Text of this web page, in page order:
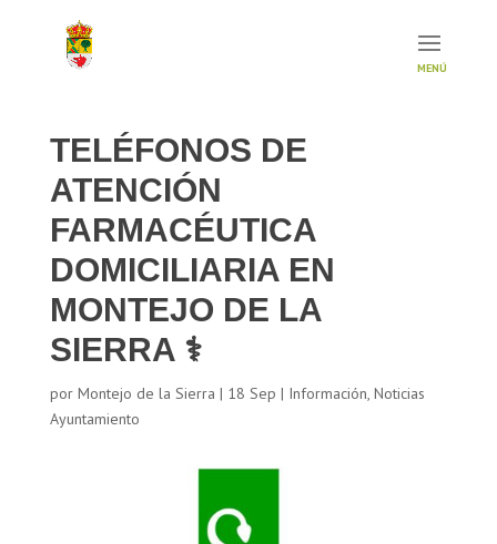
TELÉFONOS DE
ATENCIÓN
FARMACÉUTICA
DOMICILIARIA EN
MONTEJO DE LA
SIERRA ⚕
por Montejo de la Sierra | 18 Sep | Información, Noticias
Ayuntamiento